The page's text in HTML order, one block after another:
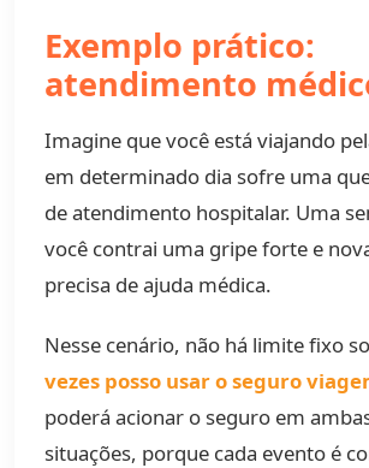
Exemplo prático:
atendimento
Imagine que você está viajando
em determinado dia sofre uma
de atendimento hospitalar. Uma
você contrai uma gripe forte e
precisa de ajuda médica.
Nesse cenário, não há limite fixo
vezes posso usar o seguro
poderá acionar o seguro em
situações, porque cada evento é